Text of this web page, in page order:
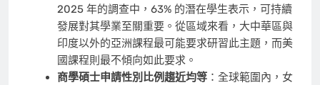
2025 年的調查中，63% 的潛在學生表示，可持續
發展對其學業至關重要。從區域來看，大中華區與
印度以外的亞洲課程最可能要求研習此主題，而美
國課程則最不傾向如此要求。
商學碩士申請性別比例趨近均等：全球範圍內，女